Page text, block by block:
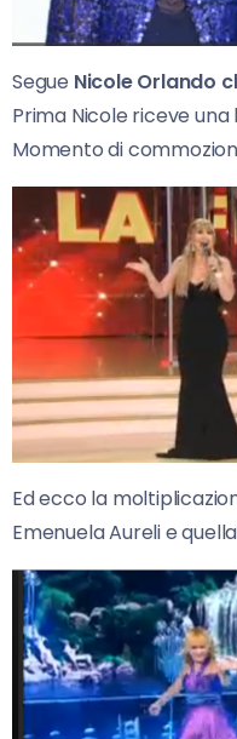
Segue Nicole Orlando
Prima Nicole riceve
Momento di
Ed ecco la
Emenuela Aureli e